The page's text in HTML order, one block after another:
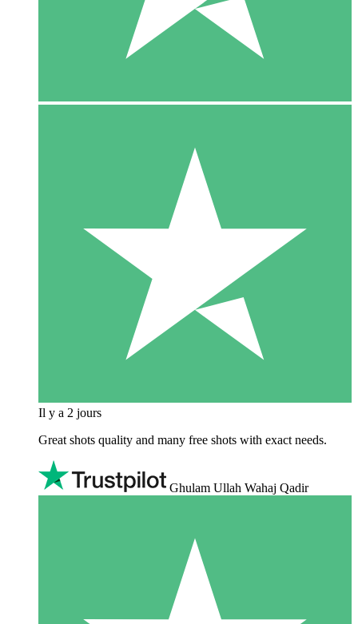
Il y a 2 jours
Great shots quality and many free shots with exact needs.
Ghulam Ullah Wahaj Qadir